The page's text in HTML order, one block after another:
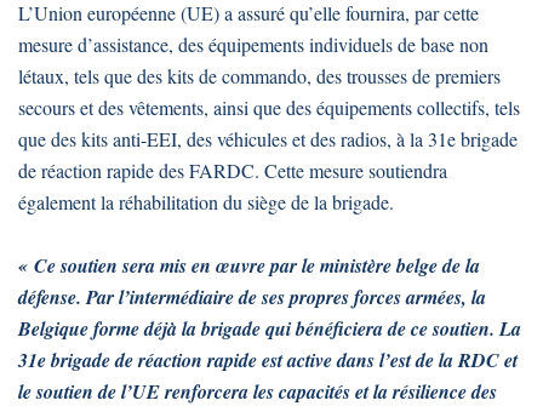
L’Union européenne (UE) a assuré qu’elle fournira, par cette
mesure d’assistance, des équipements individuels de base non
létaux, tels que des kits de commando, des trousses de premiers
secours et des vêtements, ainsi que des équipements collectifs, tels
que des kits anti-EEI, des véhicules et des radios, à la 31e brigade
de réaction rapide des FARDC. Cette mesure soutiendra
également la réhabilitation du siège de la brigade.
« Ce soutien sera mis en œuvre par le ministère belge de la
défense. Par l’intermédiaire de ses propres forces armées, la
Belgique forme déjà la brigade qui bénéficiera de ce soutien. La
31e brigade de réaction rapide est active dans l’est de la RDC et
le soutien de l’UE renforcera les capacités et la résilience des